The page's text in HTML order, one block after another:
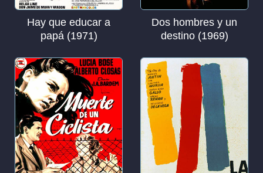
Hay que educar a
papá (1971)
Dos hombres y un
destino (1969)